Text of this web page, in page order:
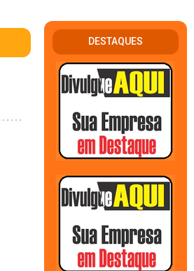
DESTAQUES